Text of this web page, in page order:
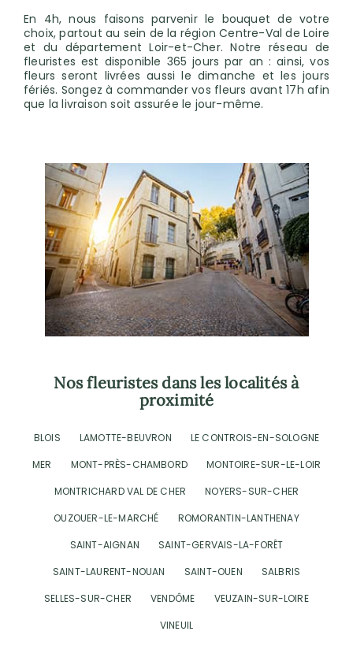
En 4h, nous faisons parvenir le bouquet de votre
choix, partout au sein de la région Centre-Val de Loire
et du département Loir-et-Cher. Notre réseau de
fleuristes est disponible 365 jours par an : ainsi, vos
fleurs seront livrées aussi le dimanche et les jours
fériés. Songez à commander vos fleurs avant 17h afin
que la livraison soit assurée le jour-même.
Nos fleuristes dans les localités à
proximité
BLOIS LAMOTTE-BEUVRON
LE CONTROIS-EN-SOLOGNE
MER
MONT-PRÈS-CHAMBORD
MONTOIRE-SUR-LE-LOIR
MONTRICHARD VAL DE CHER
NOYERS-SUR-CHER
OUZOUER-LE-MARCHÉ
ROMORANTIN-LANTHENAY
SAINT-AIGNAN
SAINT-GERVAIS-LA-FORÊT
SAINT-LAURENT-NOUAN
SAINT-OUEN
SALBRIS
SELLES-SUR-CHER
VENDÔME
VEUZAIN-SUR-LOIRE
VINEUIL